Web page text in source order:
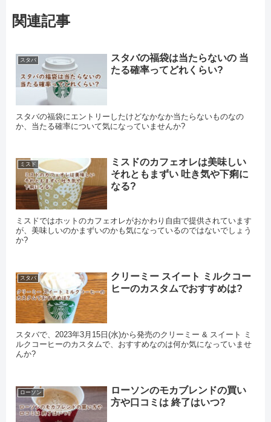
関連記事
スタバ
スタバの福袋は当たらないの 当
たる確率ってどれくらい?
スタバの福袋にエントリーしたけどなかなか当たらないものなの
か、当たる確率について気になっていませんか?
ミスド
ミスドのカフェオレは美味しい
それともまずい 吐き気や下痢に
なる?
ミスドではホットのカフェオレがおかわり自由で提供されています
が、美味しいのかまずいのかも気になっているのではないでしょう
か?
スタバ
クリーミー スイート ミルクコー
ヒーのカスタムでおすすめは?
スタバで、2023年3月15日(水)から発売のクリーミー & スイート ミ
ルクコーヒーのカスタムで、おすすめなのは何か気になっていませ
んか?
ローソン
ローソンのモカブレンドの買い
方や口コミは 終了はいつ?